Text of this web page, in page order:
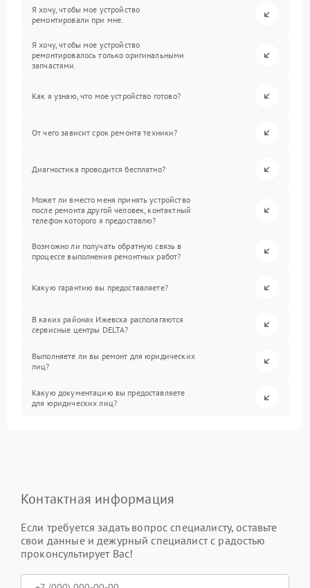
Я хочу, чтобы мое устройство
ремонтировали при мне.
Я хочу, чтобы мое устройство
ремонтировалось только оригинальными
запчастями.
Как я узнаю, что мое устройство готово?
От чего зависит срок ремонта техники?
Диагностика проводится бесплатно?
Может ли вместо меня принять устройство
после ремонта другой человек, контактный
телефон которого я предоставлю?
Возможно ли получать обратную связь в
процессе выполнения ремонтных работ?
Какую гарантию вы предоставляете?
В каких районах Ижевска располагаются
сервисные центры DELTA?
Выполняете ли вы ремонт для юридических
лиц?
Какую документацию вы предоставляете
для юридических лиц?
Контактная информация
Если требуется задать вопрос специалисту, оставьте
свои данные и дежурный специалист с радостью
проконсультирует Вас!